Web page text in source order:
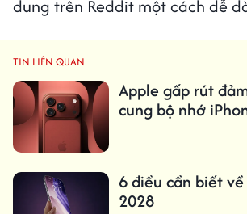
dung trên Reddit một cách dễ
TIN LIÊN QUAN
Apple gấp rút
cung bộ nhớ
6 điều cần biết
2028